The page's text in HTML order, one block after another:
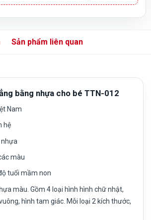
Sản phẩm liên quan
bằng nhựa cho bé TTN-012
Nam
hệ
màu
tuổi mầm non
màu. Gồm 4 loại hình hình chữ nhật,
hình tam giác. Mỗi loại 2 kích thước,